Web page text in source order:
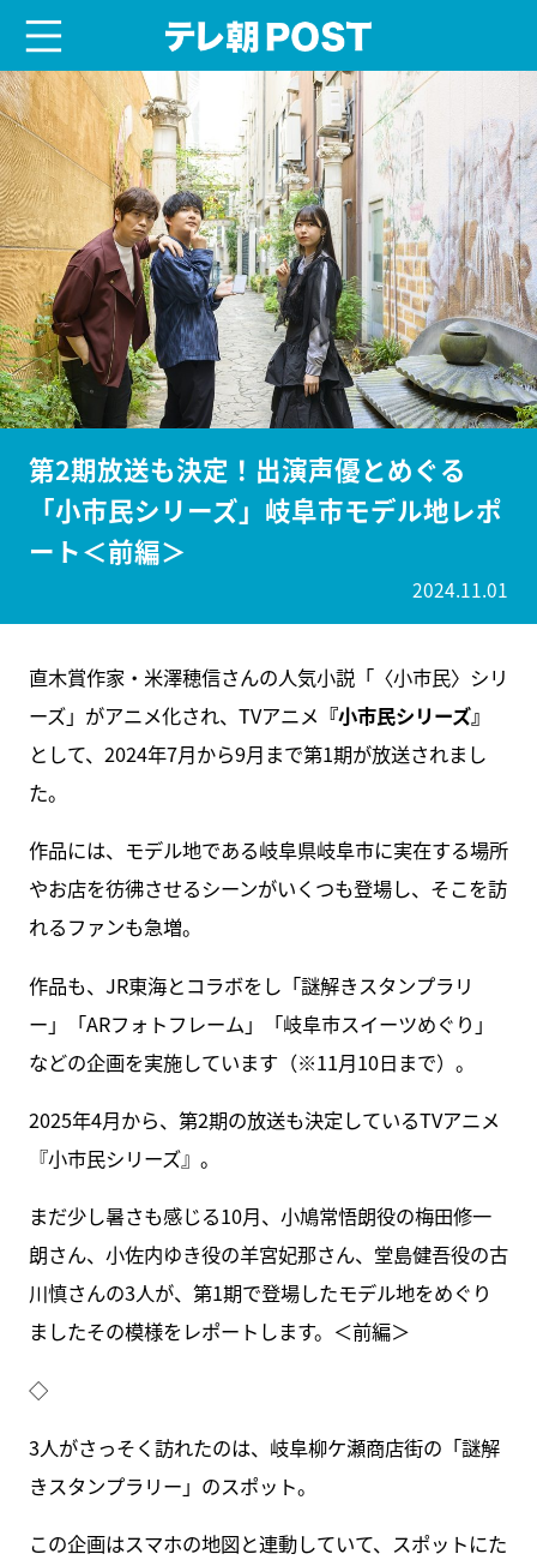
第2期放送も決定！出演声優とめぐる
「小市民シリーズ」岐阜市モデル地レポ
ート＜前編＞
2024.11.01
直木賞作家・米澤穂信さんの人気小説「〈小市民〉シリ
ーズ」がアニメ化され、TVアニメ 『小市民シリーズ』
として、2024年7月から9月まで第1期が放送されまし
た。
作品には、モデル地である岐阜県岐阜市に実在する場所
やお店を彷彿させるシーンがいくつも登場し、そこを訪
れるファンも急増。
作品も、JR東海とコラボをし「謎解きスタンプラリ
ー」「ARフォトフレーム」「岐阜市スイーツめぐり」
などの企画を実施しています（※11月10日まで）。
2025年4月から、第2期の放送も決定しているTVアニメ
『小市民シリーズ』。
まだ少し暑さも感じる10月、小鳩常悟朗役の梅田修一
朗さん、小佐内ゆき役の羊宮妃那さん、堂島健吾役の古
川慎さんの3人が、第1期で登場したモデル地をめぐり
ましたその模様をレポートします。＜前編＞
◇
3人がさっそく訪れたのは、岐阜柳ケ瀬商店街の「謎解
きスタンプラリー」のスポット。
この企画はスマホの地図と連動していて、スポットにた